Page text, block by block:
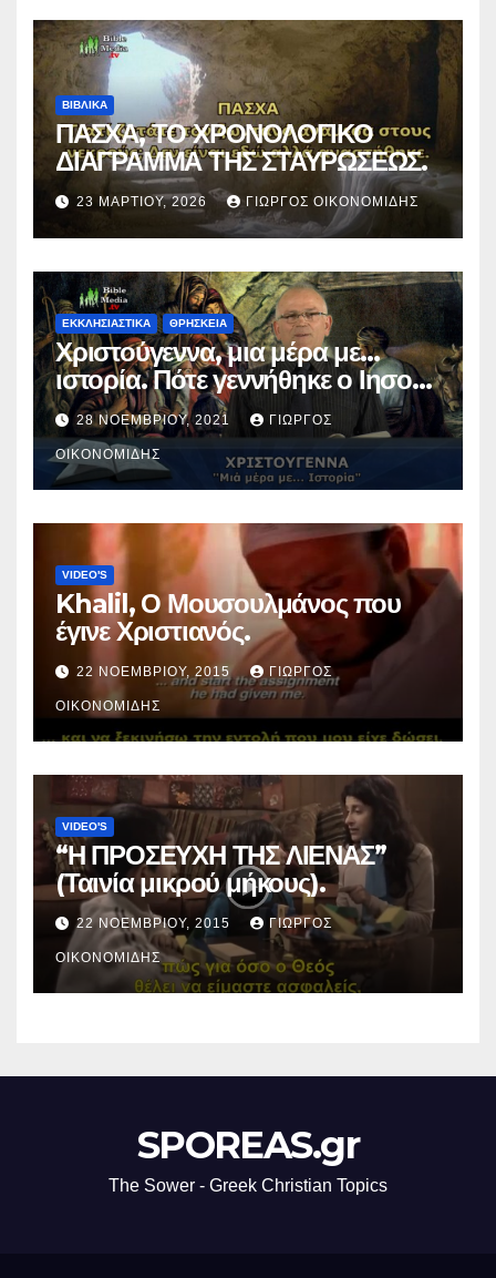
ΒΙΒΛΙΚΑ
ΠΑΣΧΑ, ΤΟ ΧΡΟΝΟΛΟΓΙΚΟ
ΔΙΑΓΡΑΜΜΑ ΤΗΣ ΣΤΑΥΡΩΣΕΩΣ.
23 ΜΑΡΤΊΟΥ, 2026 ΓΙΏΡΓΟΣ ΟΙΚΟΝΟΜΊΔΗΣ
ΕΚΚΛΗΣΙΑΣΤΙΚΑ ΘΡΗΣΚΕΙΑ
Χριστούγεννα, μια μέρα με…
ιστορία. Πότε γεννήθηκε ο Ιησούς
Χριστός; (Βίντεο).
28 ΝΟΕΜΒΡΊΟΥ, 2021 ΓΙΏΡΓΟΣ
ΟΙΚΟΝΟΜΊΔΗΣ
VIDEO'S
Khalil, Ο Μουσουλμάνος που
έγινε Χριστιανός.
22 ΝΟΕΜΒΡΊΟΥ, 2015 ΓΙΏΡΓΟΣ
ΟΙΚΟΝΟΜΊΔΗΣ
VIDEO'S
“Η ΠΡΟΣΕΥΧΗ ΤΗΣ ΛΙΕΝΑΣ”
(Ταινία μικρού μήκους).
22 ΝΟΕΜΒΡΊΟΥ, 2015 ΓΙΏΡΓΟΣ
ΟΙΚΟΝΟΜΊΔΗΣ
SPOREAS.gr
The Sower - Greek Christian Topics